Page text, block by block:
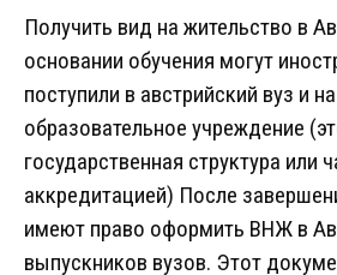
Получить вид на жительство в
основании обучения могут
поступили в австрийский вуз и
образовательное учреждение
государственная структура или
аккредитацией) После
имеют право оформить ВНЖ в
выпускников вузов. Этот